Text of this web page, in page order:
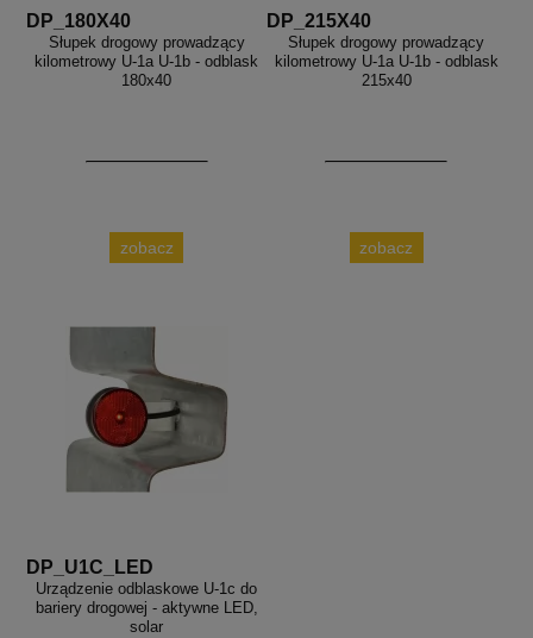
DP_180X40
Słupek drogowy prowadzący
kilometrowy U-1a U-1b - odblask
180x40
zobacz
DP_215X40
Słupek drogowy prowadzący
kilometrowy U-1a U-1b - odblask
215x40
zobacz
DP_U1C_LED
Urządzenie odblaskowe U-1c do
bariery drogowej - aktywne LED,
solar